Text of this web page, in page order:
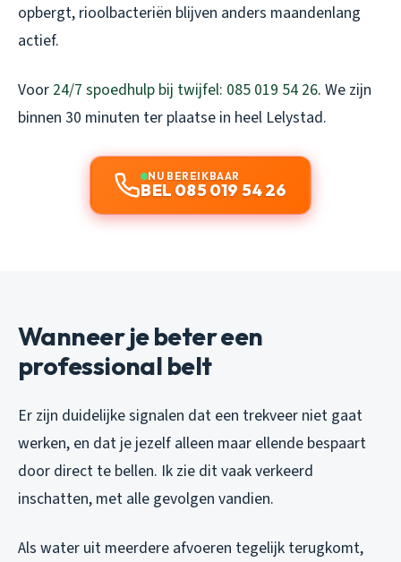
opbergt, rioolbacteriën blijven anders maandenlang
actief.
Voor 24/7 spoedhulp bij twijfel: 085 019 54 26. We zijn
binnen 30 minuten ter plaatse in heel Lelystad.
NU BEREIKBAAR
BEL 085 019 54 26
Wanneer je beter een
professional belt
Er zijn duidelijke signalen dat een trekveer niet gaat
werken, en dat je jezelf alleen maar ellende bespaart
door direct te bellen. Ik zie dit vaak verkeerd
inschatten, met alle gevolgen vandien.
Als water uit meerdere afvoeren tegelijk terugkomt,